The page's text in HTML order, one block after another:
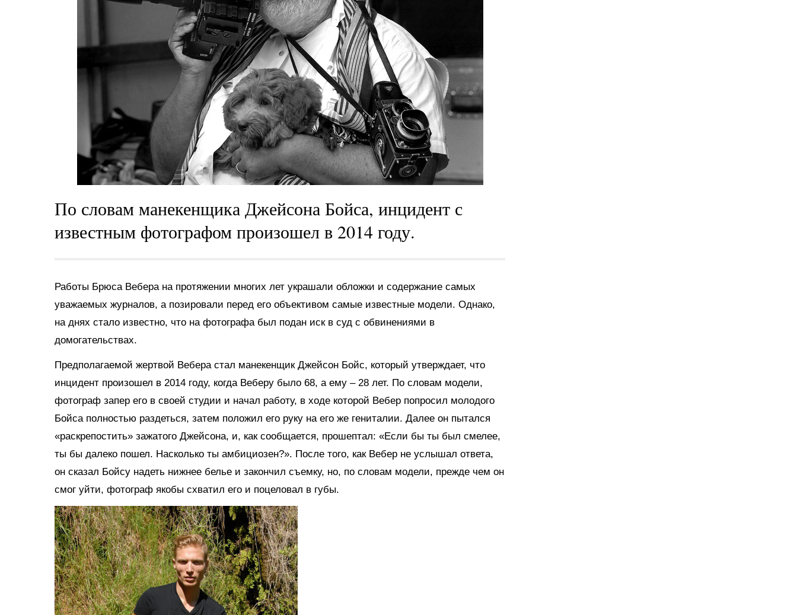
По словам манекенщика Джейсона Бойса, инцидент с
известным фотографом произошел в 2014 году.
Работы Брюса Вебера на протяжении многих лет украшали обложки и содержание самых
уважаемых журналов, а позировали перед его объективом самые известные модели. Однако,
на днях стало известно, что на фотографа был подан иск в суд с обвинениями в
домогательствах.
Предполагаемой жертвой Вебера стал манекенщик Джейсон Бойс, который утверждает, что
инцидент произошел в 2014 году, когда Веберу было 68, а ему – 28 лет. По словам модели,
фотограф запер его в своей студии и начал работу, в ходе которой Вебер попросил молодого
Бойса полностью раздеться, затем положил его руку на его же гениталии. Далее он пытался
«раскрепостить» зажатого Джейсона, и, как сообщается, прошептал: «Если бы ты был смелее,
ты бы далеко пошел. Насколько ты амбициозен?». После того, как Вебер не услышал ответа,
он сказал Бойсу надеть нижнее белье и закончил съемку, но, по словам модели, прежде чем он
смог уйти, фотограф якобы схватил его и поцеловал в губы.